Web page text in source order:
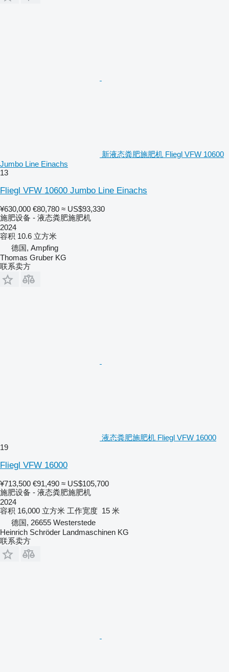
新液态粪肥施肥机 Fliegl VFW 10600
Jumbo Line Einachs
13
Fliegl VFW 10600 Jumbo Line Einachs
¥630,000 €80,780 ≈ US$93,330
施肥设备 - 液态粪肥施肥机
2024
容积 10.6 立方米
德国, Ampfing
Thomas Gruber KG
联系卖方
液态粪肥施肥机 Fliegl VFW 16000
19
Fliegl VFW 16000
¥713,500 €91,490 ≈ US$105,700
施肥设备 - 液态粪肥施肥机
2024
容积 16,000 立方米 工作宽度 15 米
德国, 26655 Westerstede
Heinrich Schröder Landmaschinen KG
联系卖方